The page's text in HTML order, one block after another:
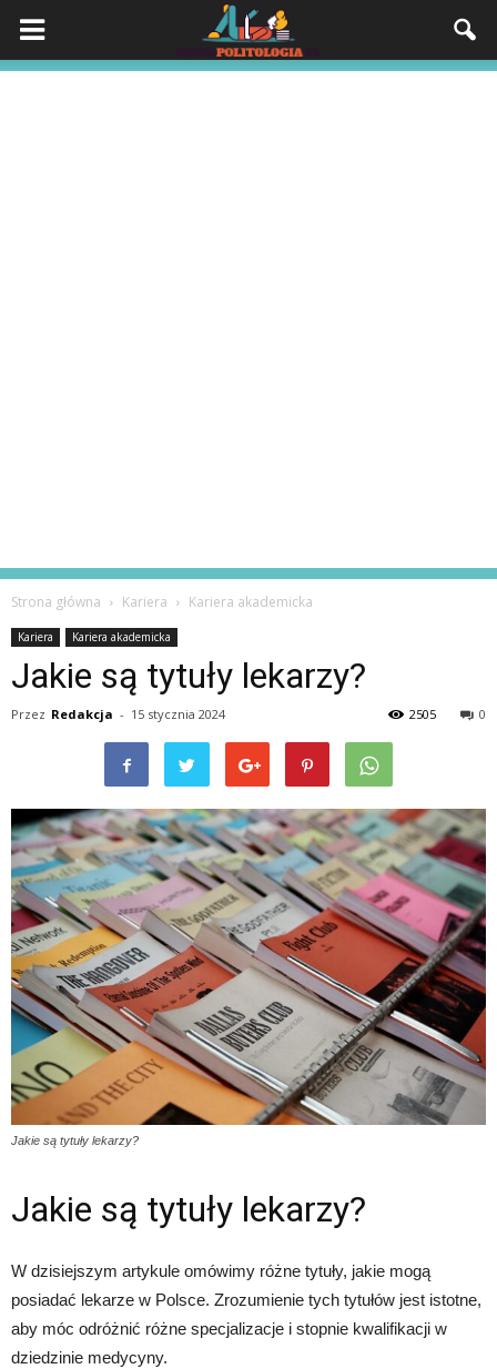
Strona główna Kariera Kariera akademicka
Kariera Kariera akademicka
Jakie są tytuły lekarzy?
Przez Redakcja - 15 stycznia 2024 0
2505
Jakie są tytuły lekarzy?
Jakie są tytuły lekarzy?
W dzisiejszym artykule omówimy różne tytuły, jakie mogą
posiadać lekarze w Polsce. Zrozumienie tych tytułów jest istotne,
aby móc odróżnić różne specjalizacje i stopnie kwalifikacji w
dziedzinie medycyny.